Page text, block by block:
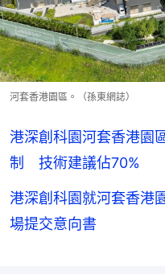
河套香港園區。（孫東網誌）
港深創科園河套香港
制 技術建議佔70%
港深創科園就河套香
場提交意向書